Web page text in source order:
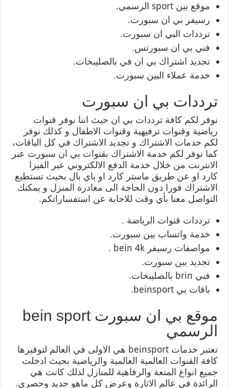
موقع بين sport الرسمي.
رسيفر بي ان سبورت.
ترددات البي ان سبورت.
فني بي ان سبورتس.
تجديد اشتراك بي ان في بالصليبخات.
خدمة عملاء البين سبورت.
ترددات بي ان سبورت
نوفر لكم كافة ترددات بي ان حيث اننا نوفر قنوات
رياضية وقنوات ترفيهية وقنوات الاطفال و كذلك نوفر
لكم خدمات الاشتراك و تجديد الاشتراك في كل الباقات،
كما نوفر لكم خدمة الاشتراك بقنوات بي ان سبورت عبر
الانترنت من خلال خدمة الدفع الالكتروني عبر الفيزا
كارد او عن طريق ماستر كارد او باي بال بحيث تستطيع
الاشتراك فورا دون الحاجة الى مغادرة المنزل و يمكنك
التواصل معنا بأي وقت للاجابة عن استفساراتكم.
ترددات قنوات الرياضة .
خدمة واتساب بين سبورت.
مواصفات رسيفر bein 4k .
تجديد بين سبورت.
فني brin بالصليبخات.
باقات بي beinsport.
موقع بي ان سبورت bein sport
الرسمي
تعتبر خدمات beinsport هي الاولى في العالم لتوفيرها
كافة القنوات العالمية العالمية والرياضية بحيث ادخلت
جميع انواع المتعة والرفاهية للمنازل لذلك كانت هي
الرائدة في عالم الاثارة وعرض كل ماهو جديد وحصري.